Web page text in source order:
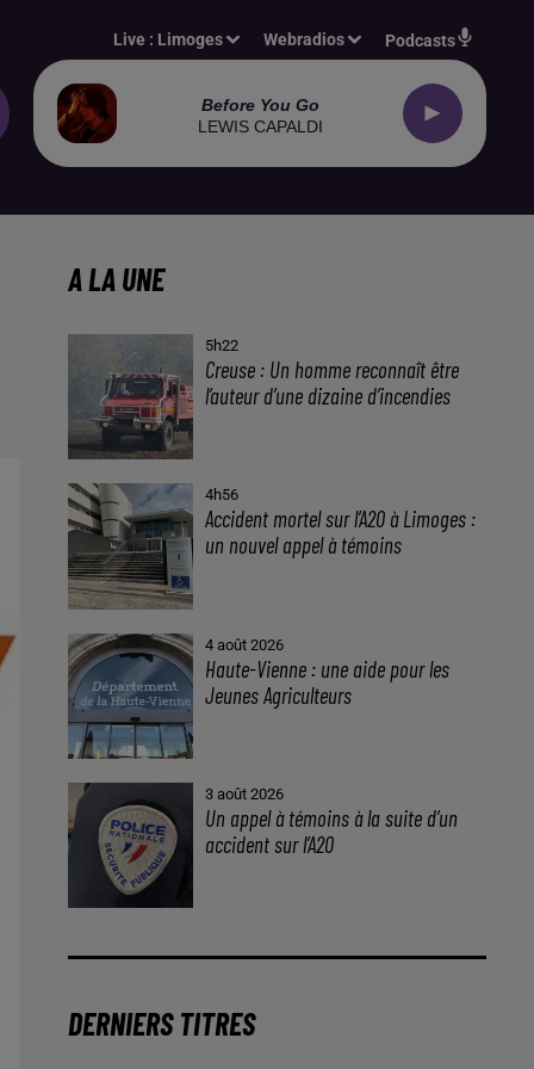
Live : Limoges Webradios Podcasts
Before You Go
LEWIS CAPALDI
A LA UNE
5h22
Creuse : Un homme reconnaît être
l’auteur d’une dizaine d’incendies
4h56
Accident mortel sur l’A20 à Limoges :
un nouvel appel à témoins
4 août 2026
Haute-Vienne : une aide pour les
Jeunes Agriculteurs
3 août 2026
Un appel à témoins à la suite d’un
accident sur l’A20
DERNIERS TITRES